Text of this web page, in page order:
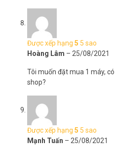
Được xếp hạng 5 5 sao
Hoàng Lâm – 25/08/2021
Tôi muốn đặt mua 1 máy,
shop?
Được xếp hạng 5 5 sao
Mạnh Tuấn – 25/08/2021